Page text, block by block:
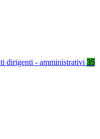
dirigenti - amministrativi 35